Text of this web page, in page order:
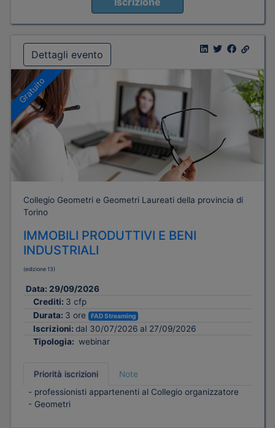
Dettagli evento
Gratuito
Collegio Geometri e Geometri Laureati della provincia di
Torino
IMMOBILI PRODUTTIVI E BENI
INDUSTRIALI
(edizione 13)
Data: 29/09/2026
Crediti: 3 cfp
Durata: 3 ore FAD Streaming
Iscrizioni: dal 30/07/2026 al 27/09/2026
Tipologia: webinar
Priorità iscrizioni
Note
- professionisti appartenenti al Collegio organizzatore
- Geometri